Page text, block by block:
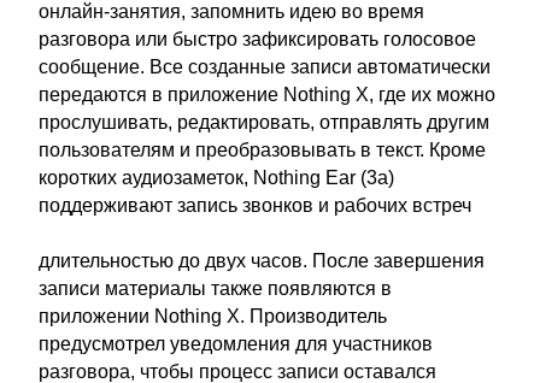
онлайн-занятия, запомнить идею во время
разговора или быстро зафиксировать голосовое
сообщение. Все созданные записи автоматически
передаются в приложение Nothing X, где их можно
прослушивать, редактировать, отправлять другим
пользователям и преобразовывать в текст. Кроме
коротких аудиозаметок, Nothing Ear (3a)
поддерживают запись звонков и рабочих встреч
длительностью до двух часов. После завершения
записи материалы также появляются в
приложении Nothing X. Производитель
предусмотрел уведомления для участников
разговора, чтобы процесс записи оставался